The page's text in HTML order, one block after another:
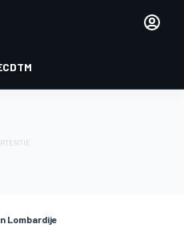
DTM
Lombardije